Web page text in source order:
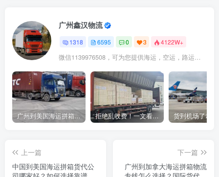
广州鑫汉物流
1318 6595 0 3 4122W+
微信1139976508，可为您提供海运，空运，路运，铁路运输
广州到美国海运拼箱多少钱？2024年最新运费构成+隐藏费用避坑指南 拒绝乱收费！一文看懂中国货代计费套路，教你避开所有隐形坑
上一篇
中国到美国海运拼箱货代公
下一篇
广州到加拿大海运拼箱物流